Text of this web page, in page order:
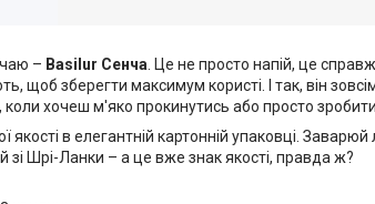
– Basilur Сенча . Це не просто напій, це
щоб зберегти максимум користі. І так, він
хочеш м'яко прокинутись або просто зробити
якості в елегантній картонній упаковці.
Шрі-Ланки – а це вже знак якості, правда ж?